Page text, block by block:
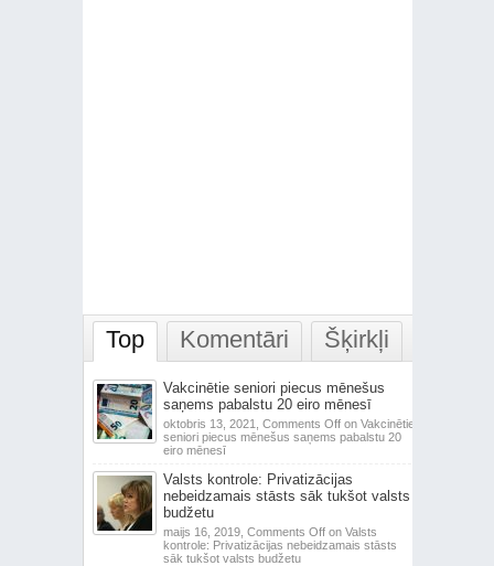
Top Komentāri Šķirkļi
Vakcinētie seniori piecus mēnešus
saņems pabalstu 20 eiro mēnesī
oktobris 13, 2021, Comments Offon Vakcinētie
seniori piecus mēnešus saņems pabalstu 20
eiro mēnesī
Valsts kontrole: Privatizācijas
nebeidzamais stāsts sāk tukšot valsts
budžetu
maijs 16, 2019, Comments Offon Valsts
kontrole: Privatizācijas nebeidzamais stāsts
sāk tukšot valsts budžetu